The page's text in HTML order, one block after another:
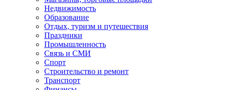
Недвижимость
Образование
Отдых, туризм и путешествия
Праздники
Промышленность
Связь и СМИ
Спорт
Строительство и ремонт
Транспорт